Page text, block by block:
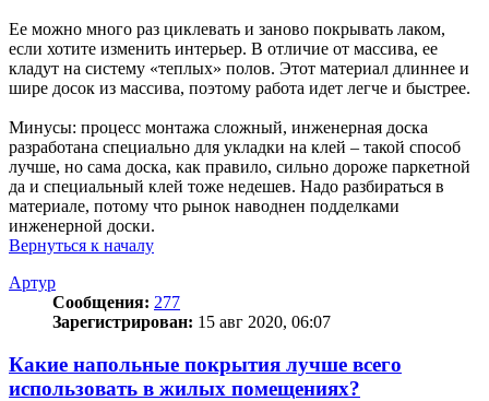
Ее можно много раз циклевать и заново покрывать лаком,
если хотите изменить интерьер. В отличие от массива, ее
кладут на систему «теплых» полов. Этот материал длиннее и
шире досок из массива, поэтому работа идет легче и быстрее.
Минусы: процесс монтажа сложный, инженерная доска
разработана специально для укладки на клей – такой способ
лучше, но сама доска, как правило, сильно дороже паркетной
да и специальный клей тоже недешев. Надо разбираться в
материале, потому что рынок наводнен подделками
инженерной доски.
Вернуться к началу
Артур
Сообщения: 277
Зарегистрирован: 15 авг 2020, 06:07
Какие напольные покрытия лучше всего
использовать в жилых помещениях?